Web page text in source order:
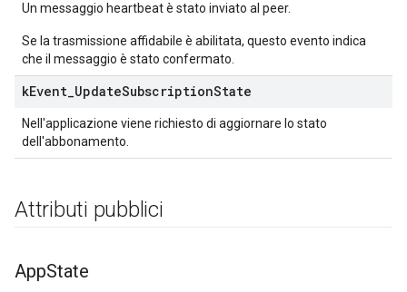
Un messaggio heartbeat è stato inviato al peer.
Se la trasmissione affidabile è abilitata, questo evento indica
che il messaggio è stato confermato.
kEvent UpdateSubscriptionState
Nell'applicazione viene richiesto di aggiornare lo stato
dell'abbonamento.
Attributi pubblici
AppState